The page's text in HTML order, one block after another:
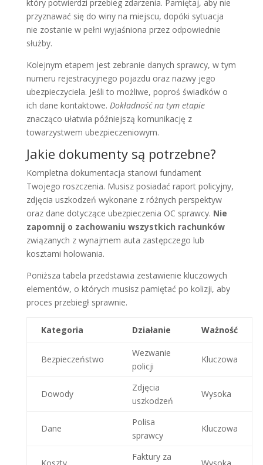
który potwierdzi przebieg zdarzenia. Pamiętaj, aby nie
przyznawać się do winy na miejscu, dopóki sytuacja
nie zostanie w pełni wyjaśniona przez odpowiednie
służby.
Kolejnym etapem jest zebranie danych sprawcy, w tym
numeru rejestracyjnego pojazdu oraz nazwy jego
ubezpieczyciela. Jeśli to możliwe, poproś świadków o
ich dane kontaktowe. Dokładność na tym etapie
znacząco ułatwia późniejszą komunikację z
towarzystwem ubezpieczeniowym.
Jakie dokumenty są potrzebne?
Kompletna dokumentacja stanowi fundament
Twojego roszczenia. Musisz posiadać raport policyjny,
zdjęcia uszkodzeń wykonane z różnych perspektyw
oraz dane dotyczące ubezpieczenia OC sprawcy. Nie
zapomnij o zachowaniu wszystkich rachunków
związanych z wynajmem auta zastępczego lub
kosztami holowania.
Poniższa tabela przedstawia zestawienie kluczowych
elementów, o których musisz pamiętać po kolizji, aby
proces przebiegł sprawnie.
Kategoria Działanie Ważność
Bezpieczeństwo
Wezwanie
policji
Kluczowa
Dowody
Zdjęcia
uszkodzeń
Wysoka
Dane
Polisa
sprawcy
Kluczowa
Faktury za